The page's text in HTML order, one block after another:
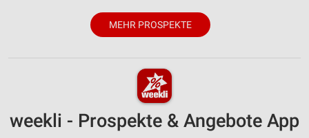
MEHR PROSPEKTE
weekli - Prospekte & Angebote App